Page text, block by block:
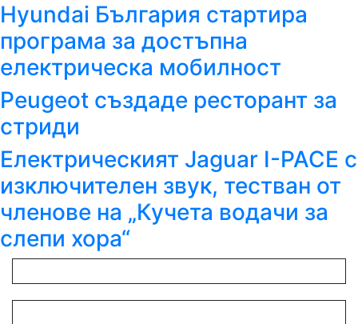
Hyundai България стартира
програма за достъпна
електрическа мобилност
Peugeot създаде ресторант за
стриди
Електрическият Jaguar I-PACE с
изключителен звук, тестван от
членове на „Кучета водачи за
слепи хора“